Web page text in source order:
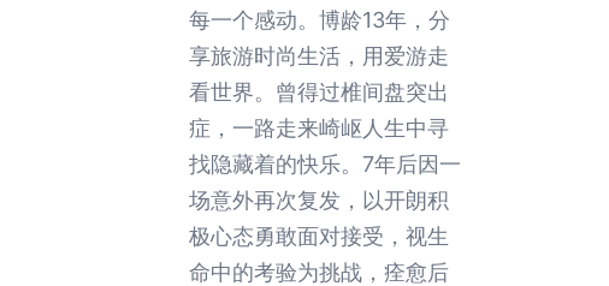
每一个感动。博龄13年，分
享旅游时尚生活，用爱游走
看世界。曾得过椎间盘突出
症，一路走来崎岖人生中寻
找隐藏着的快乐。7年后因一
场意外再次复发，以开朗积
极心态勇敢面对接受，视生
命中的考验为挑战，痊愈后